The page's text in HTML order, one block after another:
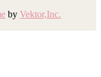
by Vektor,Inc.